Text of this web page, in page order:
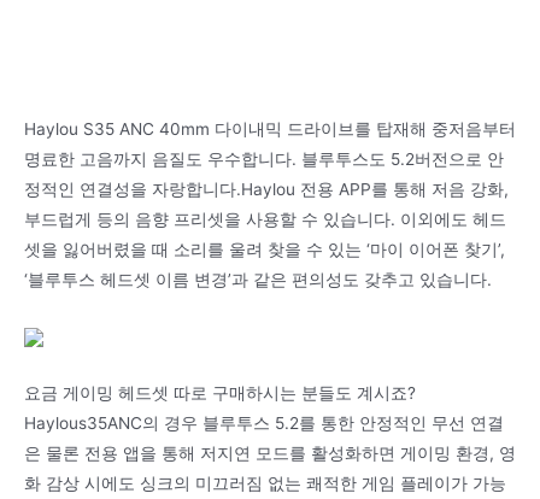
Haylou S35 ANC 40mm 다이내믹 드라이브를 탑재해 중저음부터
명료한 고음까지 음질도 우수합니다. 블루투스도 5.2버전으로 안
정적인 연결성을 자랑합니다.Haylou 전용 APP를 통해 저음 강화,
부드럽게 등의 음향 프리셋을 사용할 수 있습니다. 이외에도 헤드
셋을 잃어버렸을 때 소리를 울려 찾을 수 있는 ‘마이 이어폰 찾기’,
‘블루투스 헤드셋 이름 변경’과 같은 편의성도 갖추고 있습니다.
요금 게이밍 헤드셋 따로 구매하시는 분들도 계시죠?
Haylous35ANC의 경우 블루투스 5.2를 통한 안정적인 무선 연결
은 물론 전용 앱을 통해 저지연 모드를 활성화하면 게이밍 환경, 영
화 감상 시에도 싱크의 미끄러짐 없는 쾌적한 게임 플레이가 가능